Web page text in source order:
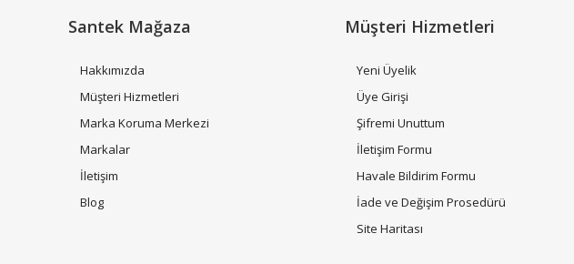
Santek Mağaza
Hakkımızda
Müşteri Hizmetleri
Marka Koruma Merkezi
Markalar
İletişim
Blog
Müşteri Hizmetleri
Yeni Üyelik
Üye Girişi
Şifremi Unuttum
İletişim Formu
Havale Bildirim Formu
İade ve Değişim Prosedürü
Site Haritası